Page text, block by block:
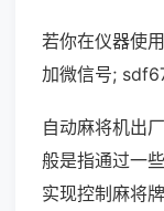
若你在仪器使
加微信号;
自动麻将机出
般是指通过一
实现控制麻将